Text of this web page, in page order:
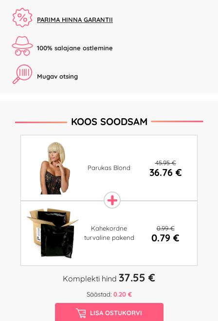
PARIMA HINNA GARANTII
100% salajane ostlemine
Mugav otsing
KOOS SOODSAM
Parukas Blond
45.95 €
36.76 €
Kahekordne
turvaline pakend
0.99 €
0.79 €
Komplekti hind 37.55 €
Säästad: 0.20 €
LISA OSTUKORVI